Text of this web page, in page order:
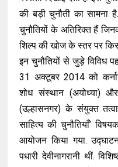
की बड़ी चुनौती का सामना
चुनौतियों के अतिरिक्त हैं
शिल्प की खोज के स्तर पर
इन चुनौतियों से जुड़े विविध
31 अक्टूबर 2014 को
शोध संस्थान (अयोध्या)
(उल्हासनगर) के संयुक्त
साहित्य की चुनौतियाँ’
आयोजन किया गया.
पधारी देवीनागरानी थीं.